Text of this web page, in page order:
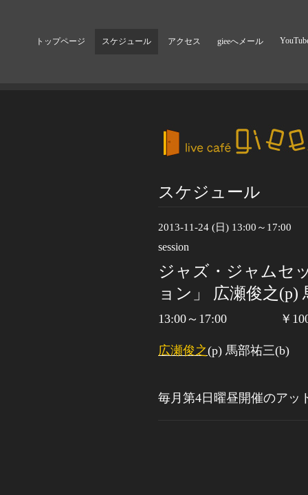
トップページ スケジュール アクセス gieeへメール
スケジュール
2013-11-24 (日) 13:00～17:00
session
ジャズ・ジャムセ
ョン」 広瀬俊之(p)
13:00～ 17:00 ￥
広瀬俊之(p) 馬部祐三(b)
毎月第4 日曜昼開催のアッ